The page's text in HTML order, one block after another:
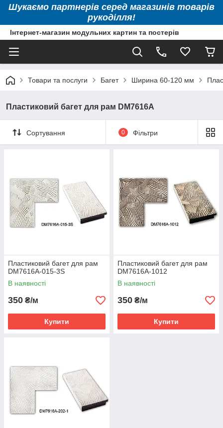
Шукаємо партнерів серед магазинів товарів
рукоділля!
Інтернет-магазин модульних картин та постерів
Товари та послуги Багет Ширина 60-120 мм
Пластиковий багет для рам DM7616A
Сортування 0 Фільтри
Пластиковий багет для рам
DM7616A-015-3S
В наявності
350 ₴/м
Купити
Пластиковий багет для рам
DM7616A-1012
В наявності
350 ₴/м
Купити